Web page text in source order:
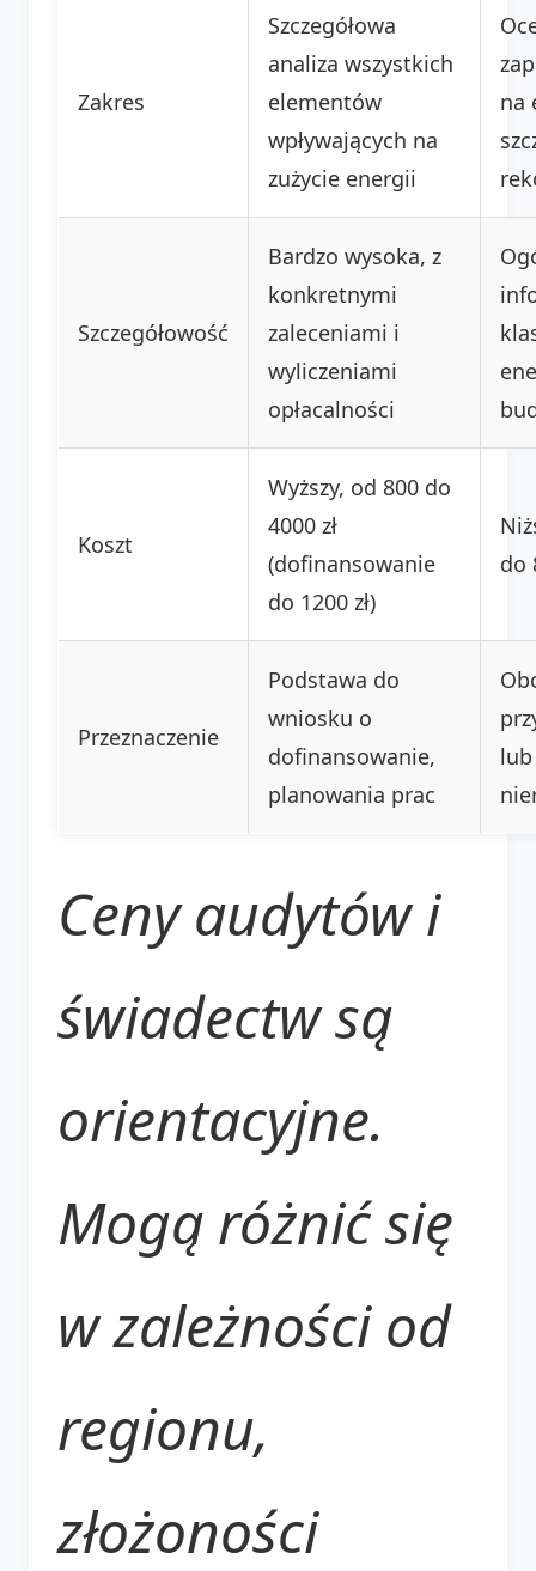
Zakres
Szczegółowa
analiza wszystkich
elementów
wpływających na
zużycie energii
na
Szczegółowość
Bardzo wysoka, z
konkretnymi
zaleceniami i
wyliczeniami
opłacalności
Koszt
Wyższy, od 800 do
4000 zł
(dofinansowanie
do 1200 zł)
do
Przeznaczenie
Podstawa do
wniosku o
dofinansowanie,
planowania prac
Ceny audytów i
świadectw są
orientacyjne.
Mogą różnić się
w zależności od
regionu,
złożoności